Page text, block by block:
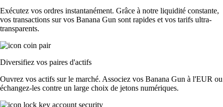
Exécutez vos ordres instantanément. Grâce à notre liquidité constante,
vos transactions sur vos Banana Gun sont rapides et vos tarifs ultra-
transparents.
Diversifiez vos paires d'actifs
Ouvrez vos actifs sur le marché. Associez vos Banana Gun à l'EUR ou
échangez-les contre un large choix de jetons numériques.